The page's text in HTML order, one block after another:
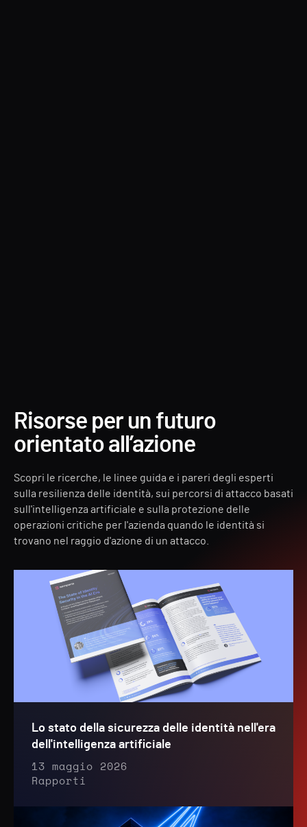
Risorse per un futuro
orientato all’azione
Scopri le ricerche, le linee guida e i pareri degli esperti
sulla resilienza delle identità, sui percorsi di attacco basati
sull'intelligenza artificiale e sulla protezione delle
operazioni critiche per l'azienda quando le identità si
trovano nel raggio d'azione di un attacco.
Lo stato della sicurezza delle identità nell'era
dell'intelligenza artificiale
13 maggio 2026
Rapporti